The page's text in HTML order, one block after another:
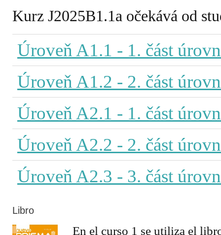
Kurz J2025B1.1a očekává od
Úroveň A1.1 - 1. část
Úroveň A1.2 - 2. část
Úroveň A2.1 - 1. část
Úroveň A2.2 - 2. část
Úroveň A2.3 - 3. část
Libro
En el curso 1 se utiliza el